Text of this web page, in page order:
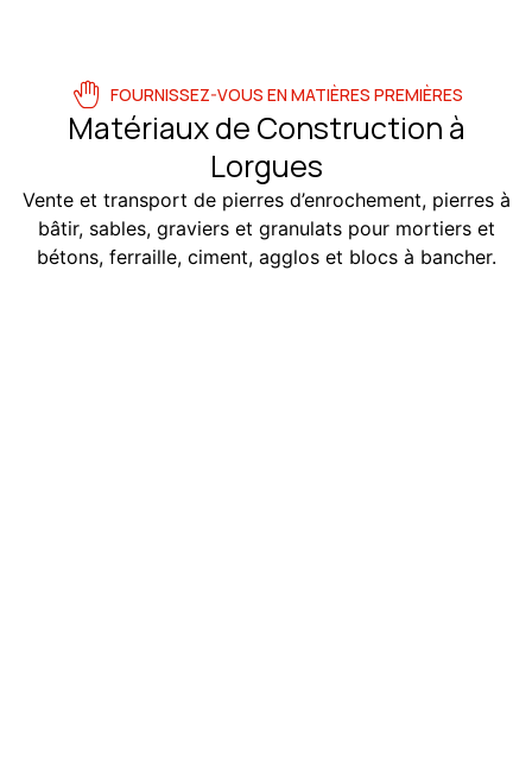
FOURNISSEZ-VOUS EN MATIÈRES PREMIÈRES
Matériaux de Construction à
Lorgues
Vente et transport de pierres d’enrochement, pierres à
bâtir, sables, graviers et granulats pour mortiers et
bétons, ferraille, ciment, agglos et blocs à bancher.